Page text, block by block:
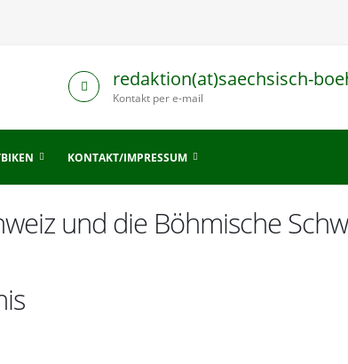
redaktion(at)saechsisch-
Kontakt per e-mail
KONTAKT/IMPRESSUM
und die Böhmische